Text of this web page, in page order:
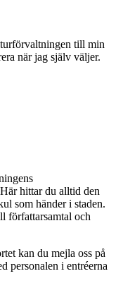
till min
när jag själv väljer.
hittar du alltid den
som händer i staden.
författarsamtal och
kan du mejla oss på
personalen i entréerna